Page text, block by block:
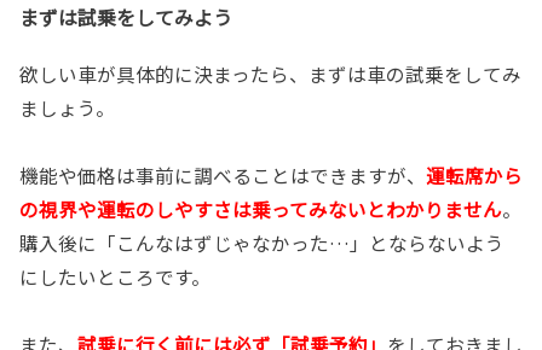
まずは試乗をしてみよう
欲しい車が具体的に決まったら、まずは車の試乗をしてみ
ましょう。
機能や価格は事前に調べることはできますが、 運転席から
の視界や運転のしやすさは乗ってみないとわかりません。
購入後に「こんなはずじゃなかった…」とならないよう
にしたいところです。
また、 試乗に行く前には必ず「試乗予約」 をしておきまし